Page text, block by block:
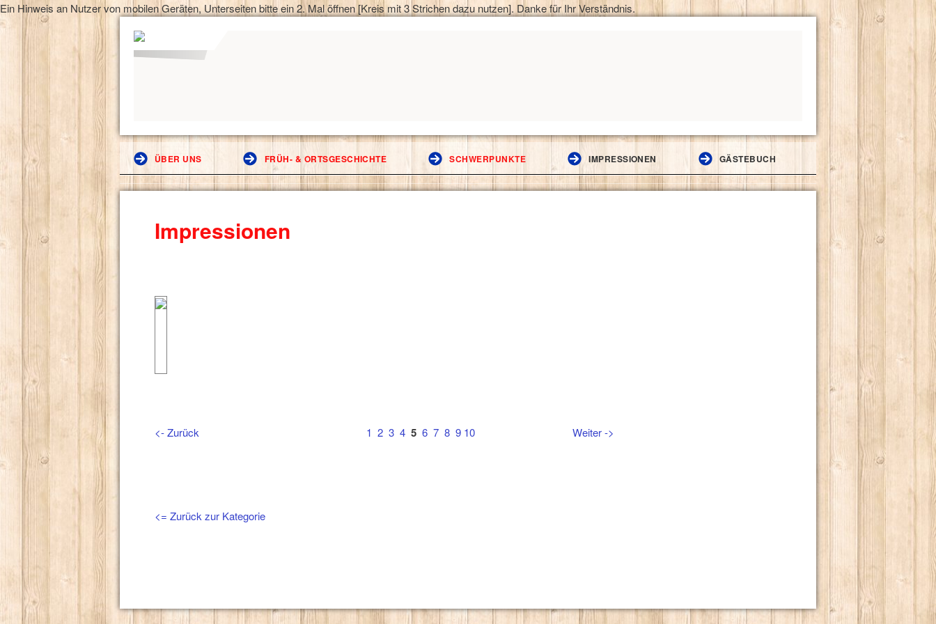
Ein Hinweis an Nutzer von mobilen Geräten, Unterseiten bitte ein 2. Mal öffnen [Kreis mit 3 Strichen dazu nutzen]. Danke für Ihr Verständnis.
ÜBER UNS FRÜH- & ORTSGESCHICHTE SCHWERPUNKTE IMPRESSIONEN GÄSTEBUCH
Impressionen
<- Zurück 1 2 3 4 5 6 7 8 9 10 Weiter ->
<= Zurück zur Kategorie